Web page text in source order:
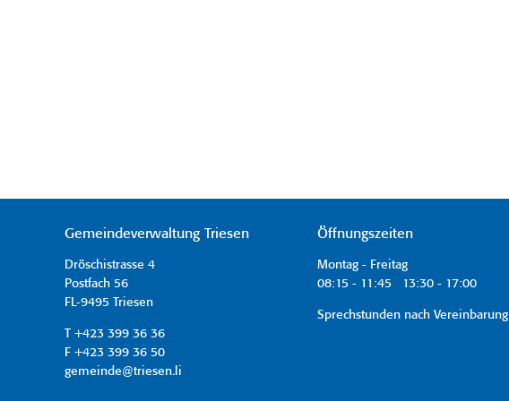
Gemeindeverwaltung Triesen
Dröschistrasse 4
Postfach 56
FL-9495 Triesen
T +423 399 36 36
F +423 399 36 50
gemeinde@triesen.li
Öffnungszeiten
Montag - Freitag
08:15 - 11:45 13:30 - 17:00
Sprechstunden nach Vereinbarung